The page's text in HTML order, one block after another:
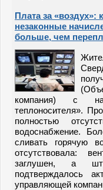
Плата за «воздух»:
незаконные
больше, чем
компания) с
теплоносителя».
полностью
водоснабжение.
сливать горячую
отсутствовала:
заглушен, а
подтверждалось
управляющей